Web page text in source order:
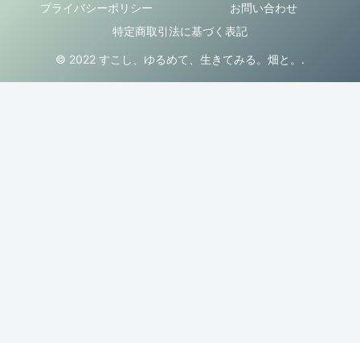
プライバシーポリシー
お問い合わせ
特定商取引法に基づく表記
© 2022 すこし、ゆるめて、生きてみる。畑と。.